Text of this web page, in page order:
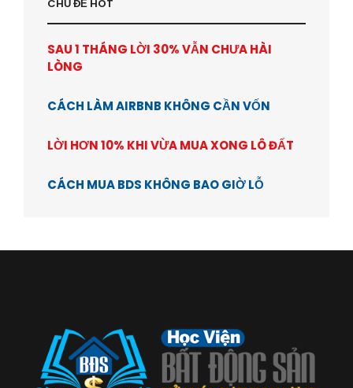
CHỦ ĐỂ HOT
SAU 1 THÁNG LỜI 30% VẪN CHƯA HÀI
LÒNG
CÁCH LÀM AIRBNB KHÔNG CẦN VỐN
LỜI HƠN 10% KHI VỪA MUA XONG LÔ ĐẤT
CÁCH MUA BDS KHÔNG BAO GIỜ LỖ